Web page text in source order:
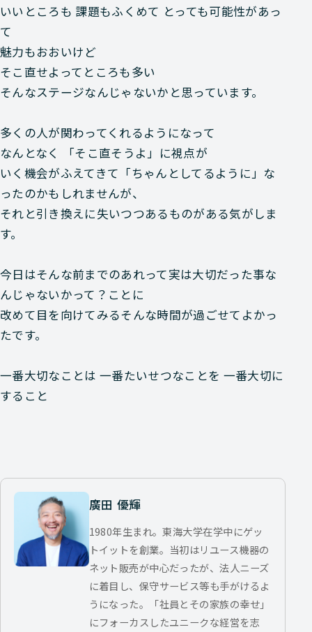
いいところも 課題もふくめて とっても可能性があっ
て
魅力もおおいけど
そこ直せよってところも多い
そんなステージなんじゃないかと思っています。
多くの人が関わってくれるようになって
なんとなく 「そこ直そうよ」に視点が
いく機会がふえてきて「ちゃんとしてるように」な
ったのかもしれませんが、
それと引き換えに失いつつあるものがある気がしま
す。
今日はそんな前までのあれって実は大切だった事な
んじゃないかって？ことに
改めて目を向けてみるそんな時間が過ごせてよかっ
たです。
一番大切なことは 一番たいせつなことを 一番大切に
すること
廣田 優輝
1980年生まれ。東海大学在学中にゲッ
トイットを創業。当初はリユース機器の
ネット販売が中心だったが、法人ニーズ
に着目し、保守サービス等も手がけるよ
うになった。「社員とその家族の幸せ」
にフォーカスしたユニークな経営を志